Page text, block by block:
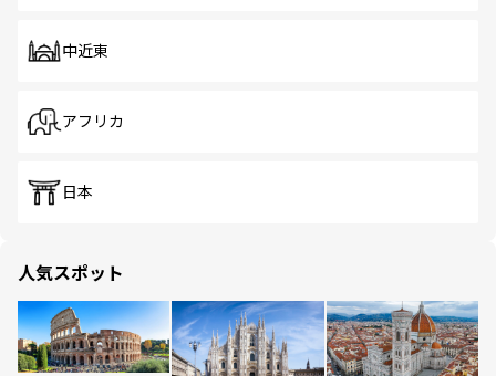
中近東
アフリカ
日本
人気スポット